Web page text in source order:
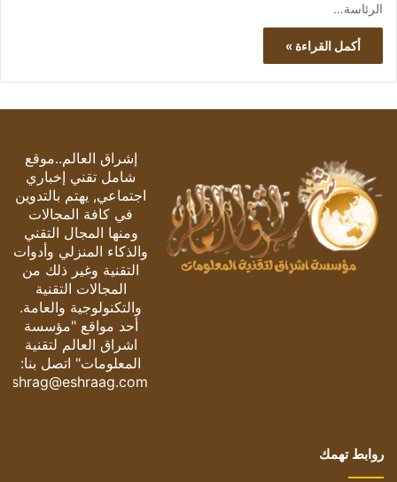
الرئاسة…
أكمل القراءة »
إشراق العالم..موقع
شامل تقني إخباري
اجتماعي, يهتم بالتدوين
في كافة المجالات
ومنها المجال التقني
والذكاء المنزلي وأدوات
التقنية وغير ذلك من
المجالات التقنية
والتكنولوجية والعامة.
أحد مواقع "مؤسسة
اشراق العالم لتقنية
المعلومات" اتصل بنا:
eshrag@eshraag.com
روابط تهمك